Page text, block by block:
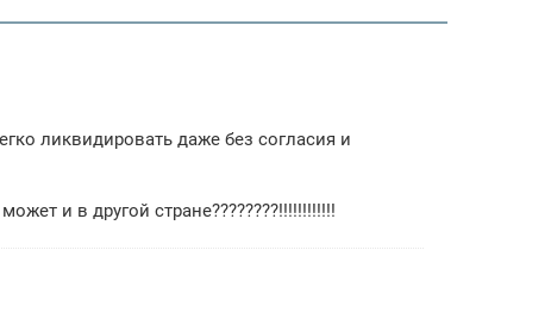
ликвидировать даже без согласия и
и в другой стране????????!!!!!!!!!!!!